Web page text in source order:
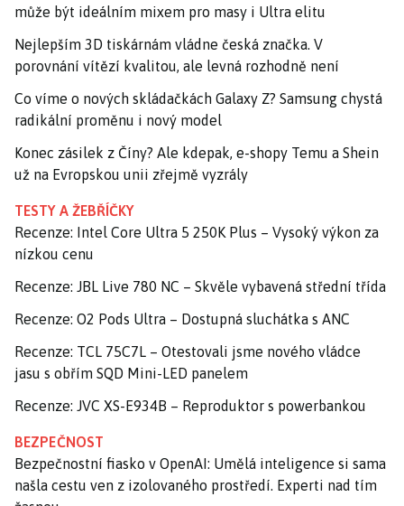
může být ideálním mixem pro masy i Ultra elitu
Nejlepším 3D tiskárnám vládne česká značka. V
porovnání vítězí kvalitou, ale levná rozhodně není
Co víme o nových skládačkách Galaxy Z? Samsung chystá
radikální proměnu i nový model
Konec zásilek z Číny? Ale kdepak, e-shopy Temu a Shein
už na Evropskou unii zřejmě vyzrály
TESTY A ŽEBŘÍČKY
Recenze: Intel Core Ultra 5 250K Plus – Vysoký výkon za
nízkou cenu
Recenze: JBL Live 780 NC – Skvěle vybavená střední třída
Recenze: O2 Pods Ultra – Dostupná sluchátka s ANC
Recenze: TCL 75C7L – Otestovali jsme nového vládce
jasu s obřím SQD Mini-LED panelem
Recenze: JVC XS-E934B – Reproduktor s powerbankou
BEZPEČNOST
Bezpečnostní fiasko v OpenAI: Umělá inteligence si sama
našla cestu ven z izolovaného prostředí. Experti nad tím